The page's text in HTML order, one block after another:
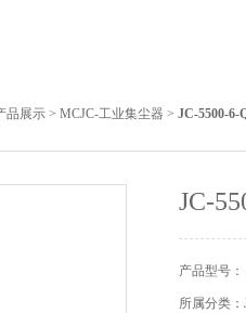
品展示 > MCJC-工业集尘器 > JC-5500-6-
JC-
产品型号：
所属分类